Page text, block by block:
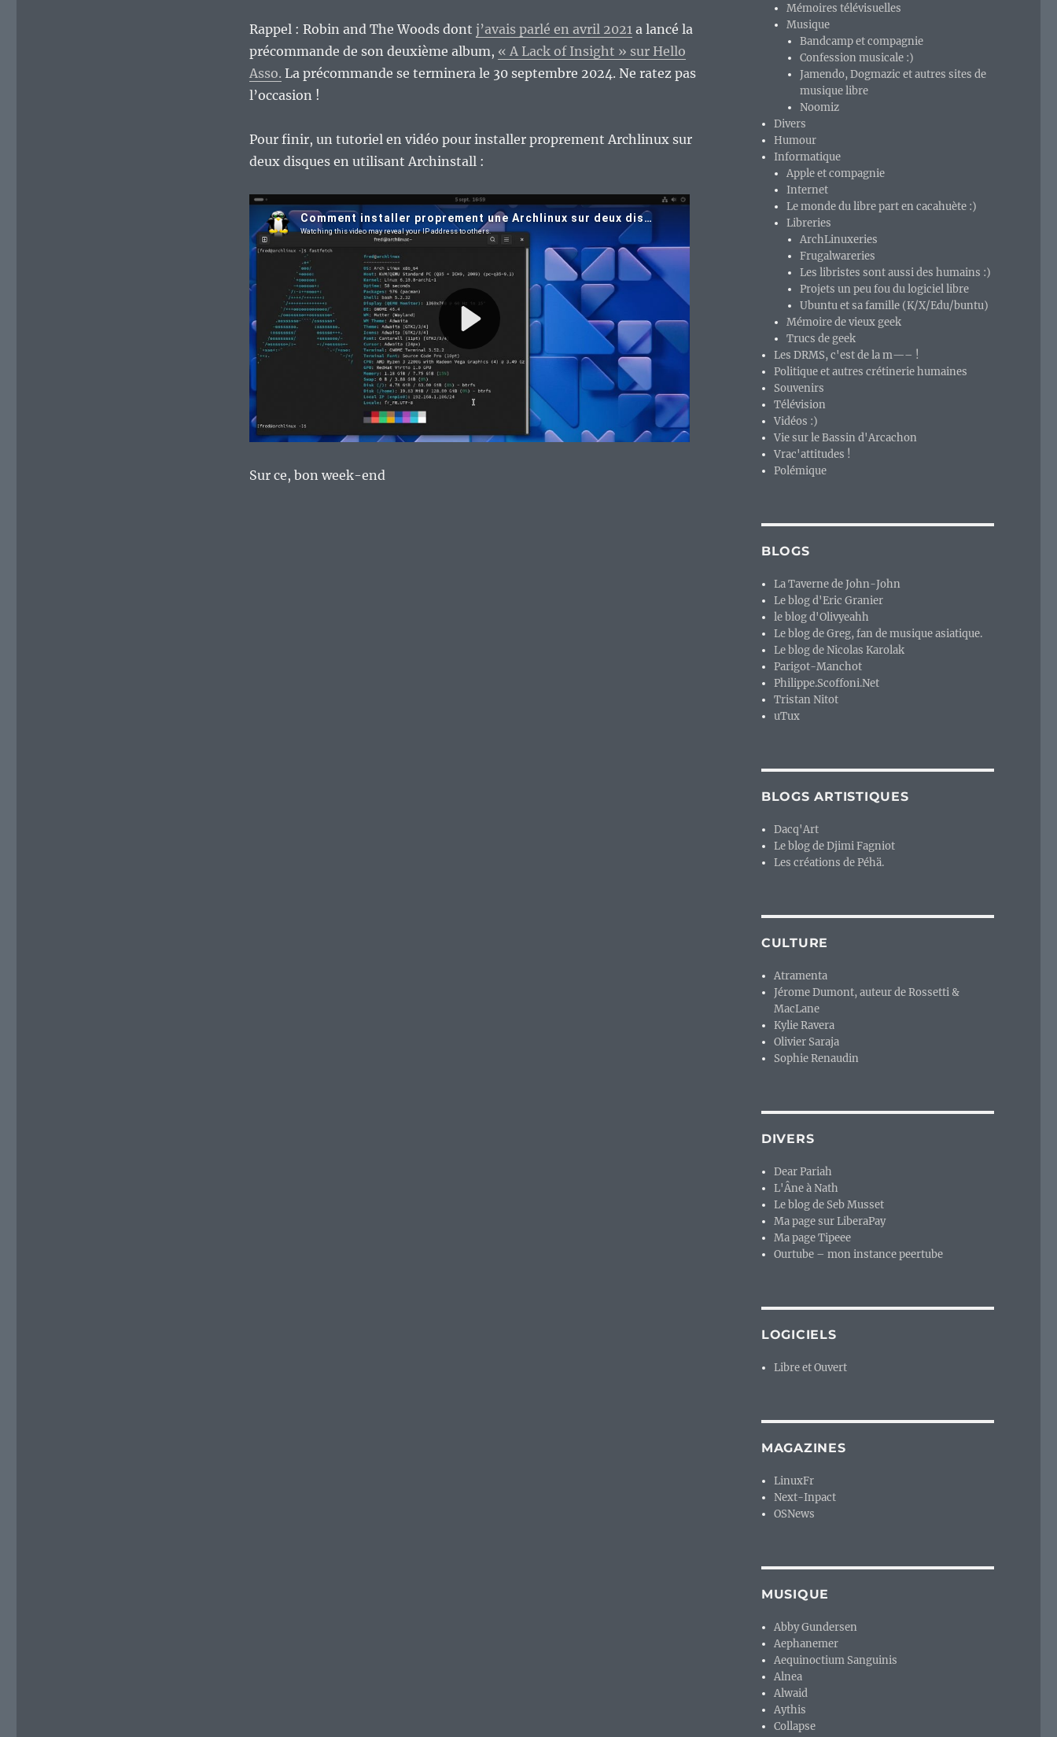
Rappel : Robin and The Woods dont j’avais parlé en avril 2021a lancé la
précommande de son deuxième album, « A Lack of Insight » sur Hello
Asso. La précommande se terminera le 30 septembre 2024. Ne ratez pas
l’occasion !
Pour finir, un tutoriel en vidéo pour installer proprement Archlinux sur
deux disques en utilisant Archinstall :
Sur ce, bon week-end
Mémoires télévisuelles
Musique
Bandcamp et compagnie
Confession musicale :)
Jamendo, Dogmazic et autres sites de
musique libre
Noomiz
Divers
Humour
Informatique
Apple et compagnie
Internet
Le monde du libre part en cacahuète :)
Libreries
ArchLinuxeries
Frugalwareries
Les libristes sont aussi des humains :)
Projets un peu fou du logiciel libre
Ubuntu et sa famille (K/X/Edu/buntu)
Mémoire de vieux geek
Trucs de geek
Les DRMS, c'est de la m—– !
Politique et autres crétinerie humaines
Souvenirs
Télévision
Vidéos :)
Vie sur le Bassin d'Arcachon
Vrac'attitudes !
Polémique
BLOGS
La Taverne de John-John
Le blog d'Eric Granier
le blog d'Olivyeahh
Le blog de Greg, fan de musique asiatique.
Le blog de Nicolas Karolak
Parigot-Manchot
Philippe.Scoffoni.Net
Tristan Nitot
uTux
BLOGS ARTISTIQUES
Dacq'Art
Le blog de Djimi Fagniot
Les créations de Péhä.
CULTURE
Atramenta
Jérome Dumont, auteur de Rossetti &
MacLane
Kylie Ravera
Olivier Saraja
Sophie Renaudin
DIVERS
Dear Pariah
L'Âne à Nath
Le blog de Seb Musset
Ma page sur LiberaPay
Ma page Tipeee
Ourtube – mon instance peertube
LOGICIELS
Libre et Ouvert
MAGAZINES
LinuxFr
Next-Inpact
OSNews
MUSIQUE
Abby Gundersen
Aephanemer
Aequinoctium Sanguinis
Alnea
Alwaid
Aythis
Collapse